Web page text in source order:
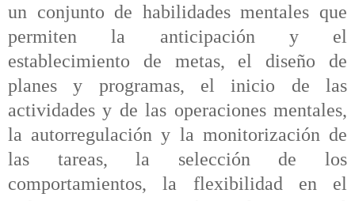
un conjunto de habilidades mentales que
permiten la anticipación y el
establecimiento de metas, el diseño de
planes y programas, el inicio de las
actividades y de las operaciones mentales,
la autorregulación y la monitorización de
las tareas, la selección de los
comportamientos, la flexibilidad en el